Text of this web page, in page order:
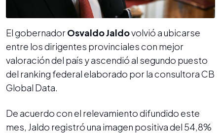
El gobernadorOsvaldo Jaldovolvió a ubicarse
entre los dirigentes provinciales con mejor
valoración del país y ascendió al segundo puesto
del ranking federal elaborado por la consultora CB
Global Data.
De acuerdo con el relevamiento difundido este
mes, Jaldo registró una imagen positiva del 54,8%